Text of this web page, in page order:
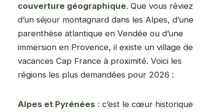
couverture géographique. Que vous rêviez
d’un séjour montagnard dans les Alpes, d’une
parenthèse atlantique en Vendée ou d’une
immersion en Provence, il existe un village de
vacances Cap France à proximité. Voici les
régions les plus demandées pour 2026 :
Alpes et Pyrénées : c’est le cœur historique